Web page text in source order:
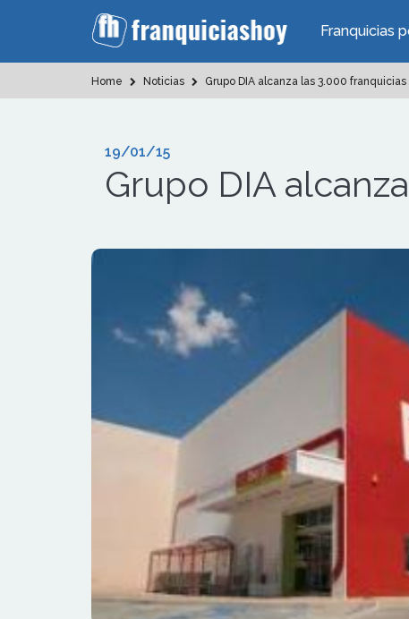
Franquicias
Home Noticias Grupo DIA alcanza las 3.000
19/01/15
Grupo DIA